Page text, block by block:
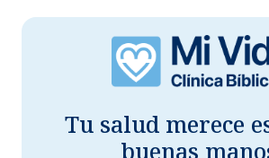
Tu salud merece
buenas